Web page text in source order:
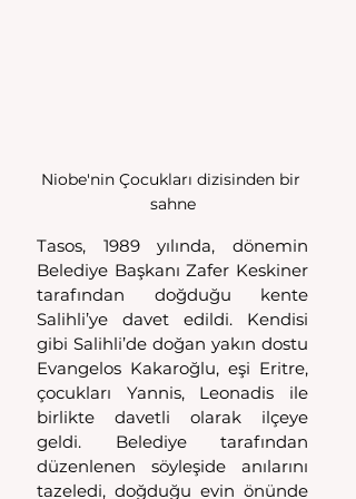
Niobe'nin Çocukları dizisinden bir
sahne
Tasos, 1989 yılında, dönemin
Belediye Başkanı Zafer Keskiner
tarafından doğduğu kente
Salihli’ye davet edildi. Kendisi
gibi Salihli’de doğan yakın dostu
Evangelos Kakaroğlu, eşi Eritre,
çocukları Yannis, Leonadis ile
birlikte davetli olarak ilçeye
geldi. Belediye tarafından
düzenlenen söyleşide anılarını
tazeledi, doğduğu evin önünde